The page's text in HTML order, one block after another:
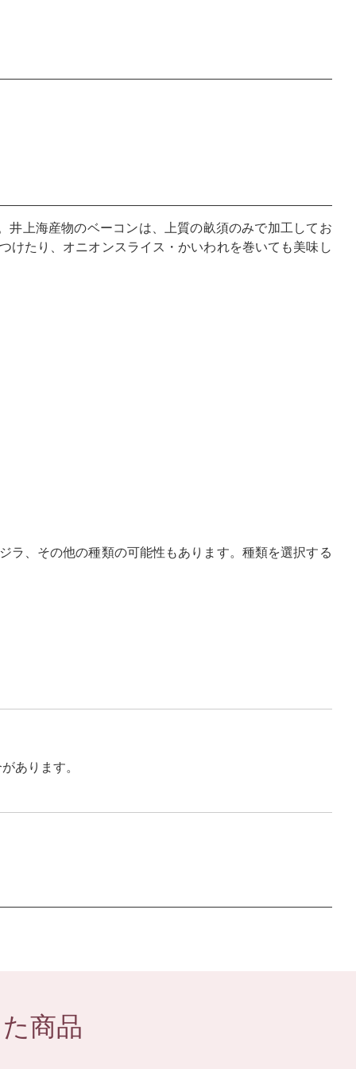
上海産物のベーコンは、上質の畝須のみで加工してお
けたり、オニオンスライス・かいわれを巻いても美味し
ラ、その他の種類の可能性もあります。種類を選択する
あります。
商品